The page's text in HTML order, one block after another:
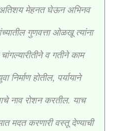
मेहनत घेऊन अभिनव
गुणवत्ता ओळखू त्यांना
व गतीने काम
होतील, पर्यायाने
नाव रोशन करतील. याच
मदत करणारी वस्तू देण्याची